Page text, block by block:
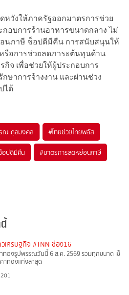
วังให้ภาครัฐออกมาตรการช่วย
กอบการร้านอาหารขนาดกลาง ไม่
อนภาษี ช็อปดีมีคืน การสนับสนุนให้
หรือการช่วยลดภาระต้นทุนด้าน
กิจ เพื่อช่วยให้ผู้ประกอบการ
ษาการจ้างงาน และผ่านช่วง
ได้
ณ กุลมงคล #ไทยช่วยไทยพลัส
อปดีมีคืน #มาตรการลดหย่อนภาษี
เศรษฐกิจ #TNN ช่อง16
ทองรูปพรรณวันนี้ 6 ส.ค. 2569 รวมทุกขนาด เช็
าทองแท่งล่าสุด
201